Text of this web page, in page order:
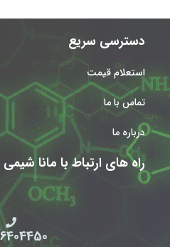
دسترسی سریع
استعلام قیمت
تماس با ما
درباره ما
راه های ارتباط با مانا شیمی
021